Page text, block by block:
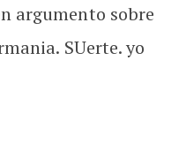
argumento sobre
SUerte. yo